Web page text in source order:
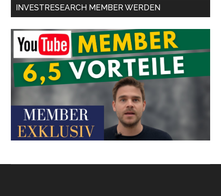
INVESTRESEARCH MEMBER WERDEN